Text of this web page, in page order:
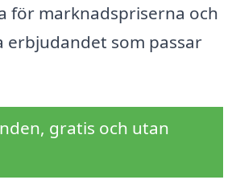
för marknadspriserna och
erbjudandet som passar
gratis och utan